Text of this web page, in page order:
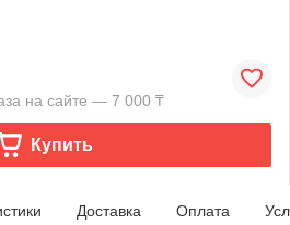
на сайте — 7 000 ₸
Купить
Доставка Оплата